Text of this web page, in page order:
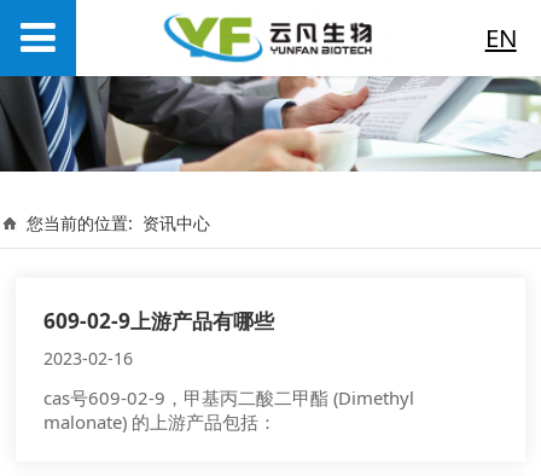
EN
您当前的位置: 资讯中心
609-02-9上游产品有哪些
2023-02-16
cas号609-02-9，甲基丙二酸二甲酯 (Dimethyl
malonate) 的上游产品包括：